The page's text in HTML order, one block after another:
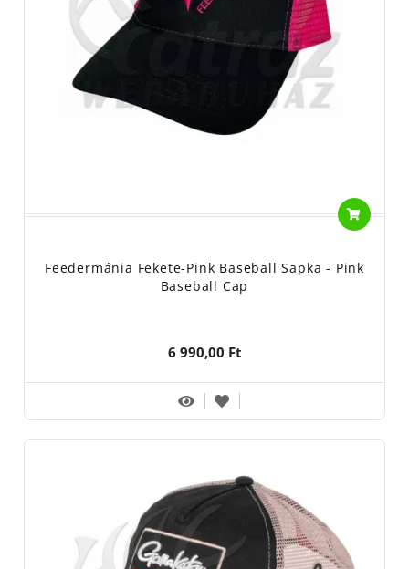
Feedermánia Fekete-Pink Baseball Sapka - Pink
Baseball Cap
6 990,00 Ft